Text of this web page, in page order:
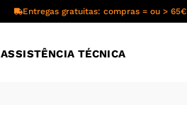
Entregas gratuitas: compras = ou > 65€
ASSISTÊNCIA TÉCNICA